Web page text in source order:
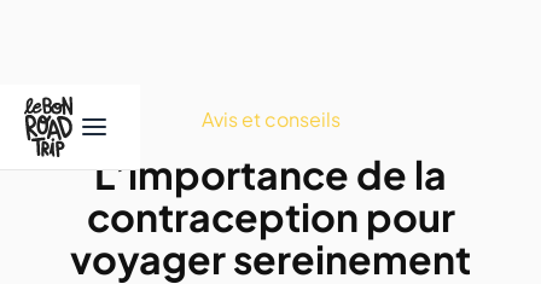
Avis et conseils
L’importance de la
contraception pour
voyager sereinement